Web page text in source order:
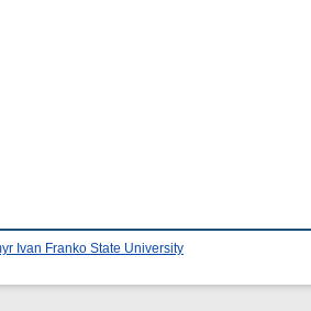
Ivan Franko State University